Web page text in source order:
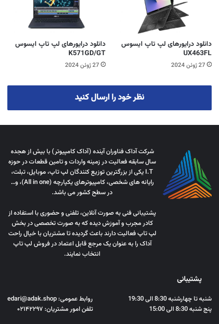
دانلود درایورهای لپ تاپ ایسوس
UX463FL
27 ژوئن 2024
دانلود درایورهای لپ تاپ ایسوس
K571GD/GT
27 ژوئن 2024
نظر خود را ارسال کنید
شرکت آداک فناوران آینده (آداک کامپیوتر) با بیش از هجده
سال سابقه فعالیت در زمینه واردات و تامین قطعات در حوزه
I.T یکی از بزرگترین توزیع کنندگان لپ تاپ، موبایل، تبلت،
رایانه های شخصی، کامپیوترهای یکپارچه (All in one)، و…
در سطح کشور می باشد.
پشتیبانی فنی به صورت آنلاین، تلفنی و حضوری با استفاده از
کادر مجرب و آموزش دیده که به صورت تخصصی در بخش
لپ تاپ فعالیت دارند باعث گردیده تا مشتریان با خیال راحت
آداک را به عنوان یک مرجع قابل اعتماد در فروش لپ تاپ
انتخاب نمایند.
پشتیبانی
شنبه تا چهارشنبه 8:30 الی 19:30
پنج شنبه 8:30 الی 15:00
روابط عمومی: edari@adak.shop
تلفن امور مشتریان: ۰۲۱۴۲۲۹۷